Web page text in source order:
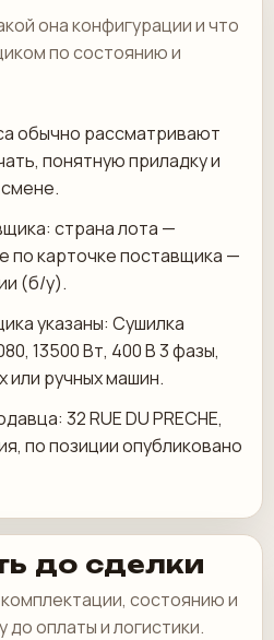
она конфигурации и что
по состоянию и
обычно рассматривают
понятную приладку и
страна лота —
по карточке поставщика —
(б/у).
указаны: Сушилка
13500 Вт, 400 В 3 фазы,
или ручных машин.
32 RUE DU PRECHE,
по позиции опубликовано
до сделки
состоянию и
оплаты и логистики.